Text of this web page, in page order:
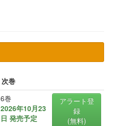
次巻
6巻
2026年10月23
日 発売予定
アラート登
録
(無料)